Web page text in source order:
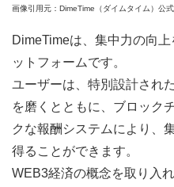
画像引用元：DimeTime（ダイムタイム）公
DimeTimeは、集中力の向
ットフォームです。
ユーザーは、特別設計され
を磨くとともに、ブロック
クな報酬システムにより、
得ることができます。
WEB3経済の概念を取り入